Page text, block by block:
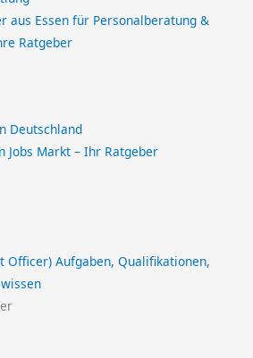
aus Essen für Personalberatung &
Ratgeber
Jobs Markt – Ihr Ratgeber
Officer) Aufgaben, Qualifikationen,